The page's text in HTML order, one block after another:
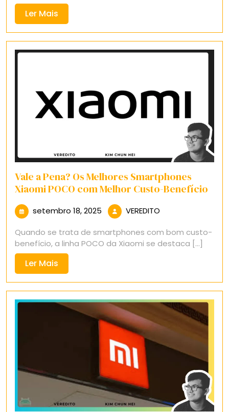
Ler Mais
Mais
Vale a Pena? Os Melhores Smartphones
Xiaomi POCO com Melhor Custo-Benefício
setembro 18, 2025 setembro
2025
VEREDITO
Quando se trata de smartphones com bom custo-
benefício, a linha POCO da Xiaomi se destaca [...]
Ler Mais
Mais